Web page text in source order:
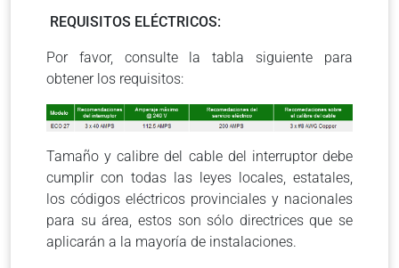
REQUISITOS ELÉCTRICOS:
Por favor, consulte la tabla siguiente para
obtener los requisitos:
Tamaño y calibre del cable del interruptor debe
cumplir con todas las leyes locales, estatales,
los códigos eléctricos provinciales y nacionales
para su área, estos son sólo directrices que se
aplicarán a la mayoría de instalaciones.